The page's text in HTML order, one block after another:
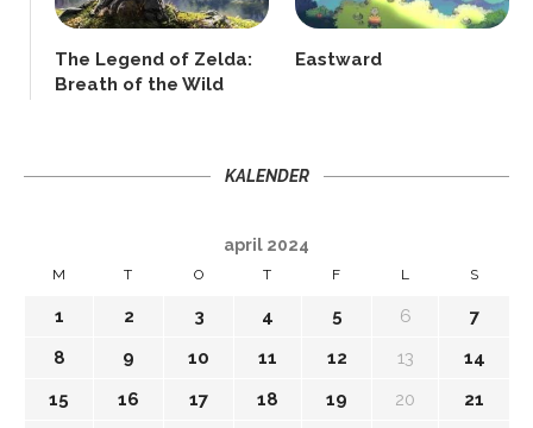
The Legend of Zelda:
Breath of the Wild
Eastward
KALENDER
april 2024
M T O T F L S
1 2 3 4 5 6
7
8
9 10 11 12 13
14
15
16 17 18 19 20
21